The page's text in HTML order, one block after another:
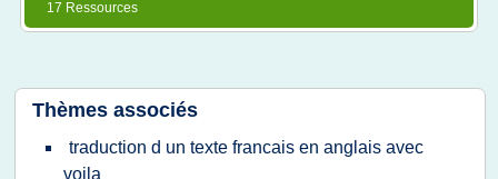
17 Ressources
Thèmes associés
traduction d un texte francais en anglais avec
voila